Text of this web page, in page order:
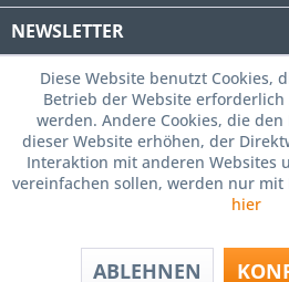
NEWSLETTER
Diese Website benutzt Cookies,
Betrieb der Website
werden. Andere Cookies, die
dieser Website erhöhen, der
Interaktion mit anderen Websites
vereinfachen sollen, werden nur
hier
ABLEHNEN